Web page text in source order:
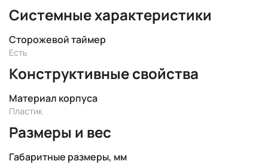
Системные характеристики
Сторожевой таймер
Есть
Конструктивные свойства
Материал корпуса
Пластик
Размеры и вес
Габаритные размеры, мм